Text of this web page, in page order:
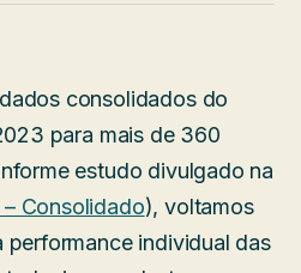
consolidados do
para mais de 360
estudo divulgado na
Consolidado), voltamos
performance individual das